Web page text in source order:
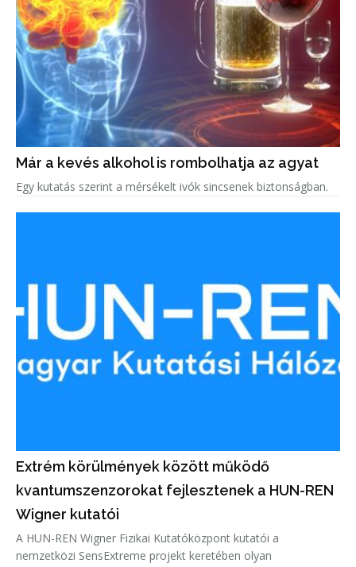
Már a kevés alkohol is rombolhatja az agyat
Egy kutatás szerint a mérsékelt ivók sincsenek biztonságban.
Extrém körülmények között működő
kvantumszenzorokat fejlesztenek a HUN-REN
Wigner kutatói
A HUN-REN Wigner Fizikai Kutatóközpont kutatói a
nemzetközi SensExtreme projekt keretében olyan